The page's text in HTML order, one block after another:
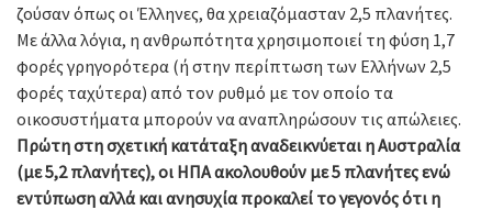
ζούσαν όπως οι Έλληνες, θα χρειαζόμασταν 2,5 πλανήτες.
Με άλλα λόγια, η ανθρωπότητα χρησιμοποιεί τη φύση 1,7
φορές γρηγορότερα (ή στην περίπτωση των Ελλήνων 2,5
φορές ταχύτερα) από τον ρυθμό με τον οποίο τα
οικοσυστήματα μπορούν να αναπληρώσουν τις απώλειες.
Πρώτη στη σχετική κατάταξη αναδεικνύεται η Αυστραλία
(με 5,2 πλανήτες), οι ΗΠΑ ακολουθούν με 5 πλανήτες ενώ
εντύπωση αλλά και ανησυχία προκαλεί το γεγονός ότι η